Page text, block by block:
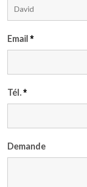
Email*
Tél.*
Demande